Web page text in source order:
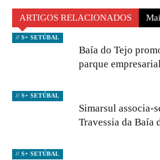
ARTIGOS RELACIONADOS
// S+ SETÚBAL
Baía do Tejo
parque
// S+ SETÚBAL
Simarsul associa-
Travessia da Baía
// S+ SETÚBAL